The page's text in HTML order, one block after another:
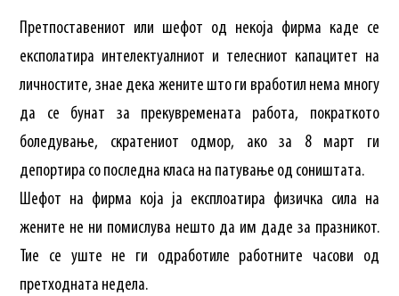
Претпоставениот или шефот од некоја фирма каде се
експолатира интелектуалниот и телесниот капацитет на
личностите, знае дека жените што ги вработил нема многу
да се бунат за прекувремената работа, пократкото
боледување, скратениот одмор, ако за 8 март ги
депортира со последна класа на патување од соништата.
Шефот на фирма која ја експлоатира физичка сила на
жените не ни помислува нешто да им даде за празникот.
Тие се уште не ги одработиле работните часови од
претходната недела.